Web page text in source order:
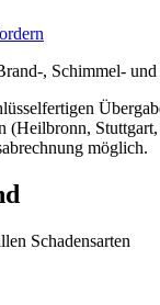
, Schimmel-
(Heilbronn,
möglich.
Schadensarten